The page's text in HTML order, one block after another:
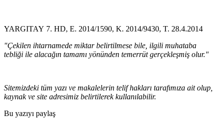
YARGITAY 7. HD, E. 2014/1590, K. 2014/9430, T. 28.4.2014
"Çekilen ihtarnamede miktar belirtilmese bile, ilgili muhataba
tebliği ile alacağın tamamı yönünden temerrüt gerçekleşmiş olur."
Sitemizdeki tüm yazı ve makalelerin telif hakları tarafımıza ait olup,
kaynak ve site adresimiz belirtilerek kullanılabilir.
Bu yazıyı paylaş